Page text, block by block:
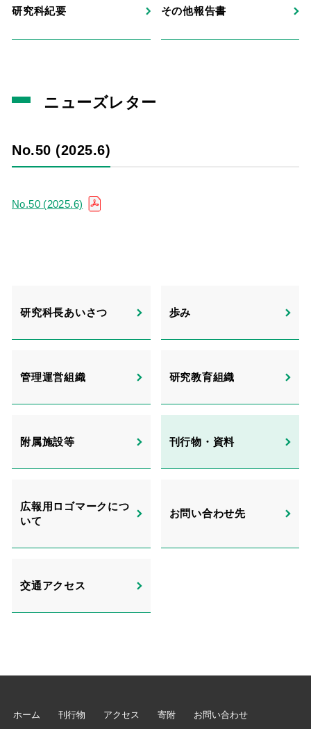
研究科紀要 その他報告書
ニューズレター
No.50 (2025.6)
No.50 (2025.6)
研究科⻑あいさつ 歩み
管理運営組織 研究教育組織
附属施設等 刊⾏物・資料
広報用ロゴマークにつ
いて
お問い合わせ先
交通アクセス
ホーム 刊行物 アクセス 寄附
お問い合わせ